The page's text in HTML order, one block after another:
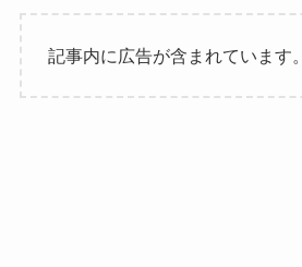
記事内に広告が含まれています。